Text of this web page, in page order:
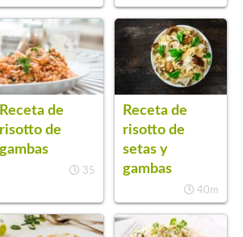
Receta de
risotto de
gambas
35
Receta de
risotto de
setas y
gambas
40m